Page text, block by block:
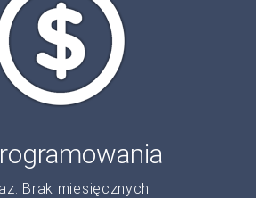
Brak miesięcznych